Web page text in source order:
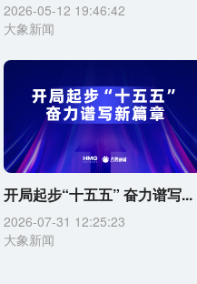
2026-05-12 19:46:42
大象新闻
开局起步“十五五” 奋力谱写...
2026-07-31 12:25:23
大象新闻